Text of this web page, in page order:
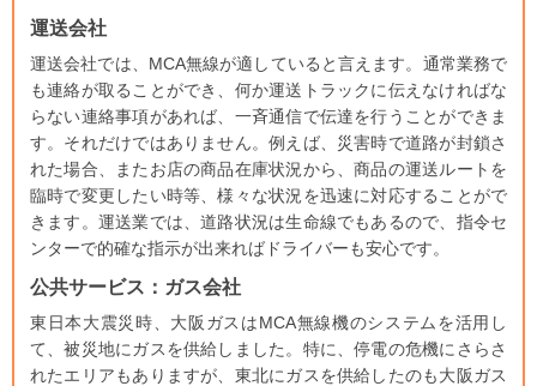
運送会社
運送会社では、MCA無線が適していると言えます。通常業務で
も連絡が取ることができ、何か運送トラックに伝えなければな
らない連絡事項があれば、一斉通信で伝達を行うことができま
す。それだけではありません。例えば、災害時で道路が封鎖さ
れた場合、またお店の商品在庫状況から、商品の運送ルートを
臨時で変更したい時等、様々な状況を迅速に対応することがで
きます。運送業では、道路状況は生命線でもあるので、指令セ
ンターで的確な指示が出来ればドライバーも安心です。
公共サービス：ガス会社
東日本大震災時、大阪ガスはMCA無線機のシステムを活用し
て、被災地にガスを供給しました。特に、停電の危機にさらさ
れたエリアもありますが、東北にガスを供給したのも大阪ガス